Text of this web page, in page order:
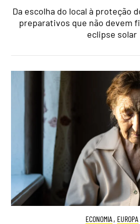
Da escolha do local à proteção
preparativos que não devem
eclipse solar
ECONOMIA , EUROPA